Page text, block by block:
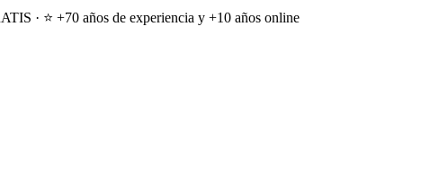
· ⭐ +70 años de experiencia y +10 años online